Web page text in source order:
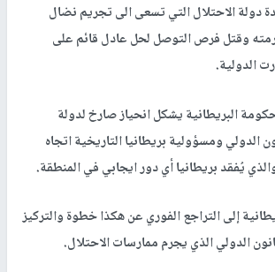
دولة الاحتلال التي تسعى الى تجريم نضال
وقتل فرص التوصل لحل عادل قائم على
الدولية.
البريطانية يشكل انحياز صارخ لدولة
الدولي ومسؤولية بريطانيا التاريخية اتجاه
يُفقد بريطانيا أي دور ايجابي في المنطقة.
إلى التراجع الفوري عن هكذا خطوة والتركيز
الدولي الذي يجرم ممارسات الاحتلال.